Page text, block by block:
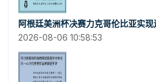
阿根廷美洲杯决赛力克哥伦比亚实
2026-08-06 10:58:53